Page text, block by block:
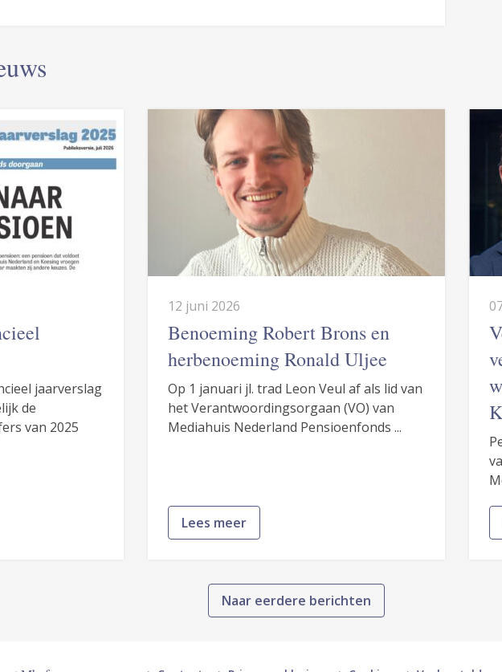
jaarverslag
de
van 2025
12 juni 2026
Benoeming Robert Brons en
herbenoeming Ronald Uljee
Op 1 januari jl. trad Leon Veul af als lid van
het Verantwoordingsorgaan (VO) van
Mediahuis Nederland Pensioenfonds ...
Lees meer
Naar eerdere berichten